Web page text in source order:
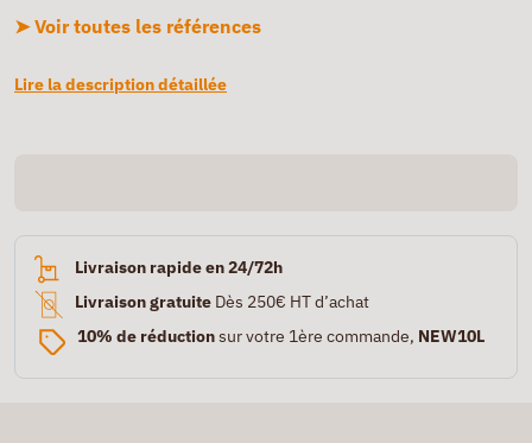
➤ Voir toutes les références
Lire la description détaillée
Livraison rapide en 24/72h
Livraison gratuite Dès 250€ HT d’achat
10% de réductionsur votre 1ère commande, NEW10L